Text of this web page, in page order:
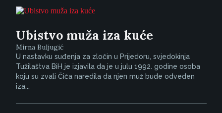
Ubistvo muža iza kuće
Mirna Buljugić
U nastavku suđenja za zločin u Prijedoru, svjedokinja
Tužilaštva BiH je izjavila da je u julu 1992. godine osoba
koju su zvali Čiča naredila da njen muž bude odveden
iza...